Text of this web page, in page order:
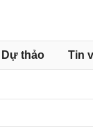
Dự thảo Tin